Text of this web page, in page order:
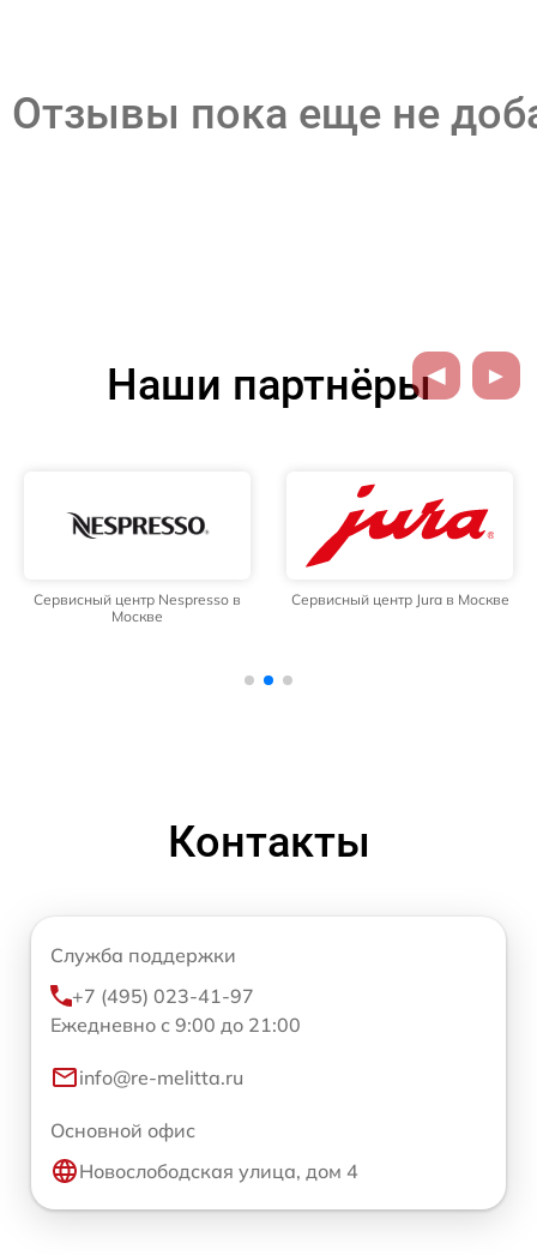
Отзывы пока еще не
Наши партнёры
Сервисный центр Nespresso в
Москве
Сервисный центр Jura в Москве
Контакты
Служба поддержки
+7 (495) 023-41-97
Ежедневно с 9:00 до 21:00
info@re-melitta.ru
Основной офис
Новослободская улица, дом 4